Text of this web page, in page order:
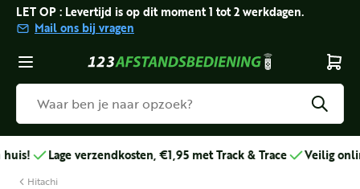
LET OP : Levertijd is op dit moment 1 tot 2 werkdagen.
Mail ons bij vragen
Lage verzendkosten, €1,95 met Track & Trace Veilig online
Hitachi